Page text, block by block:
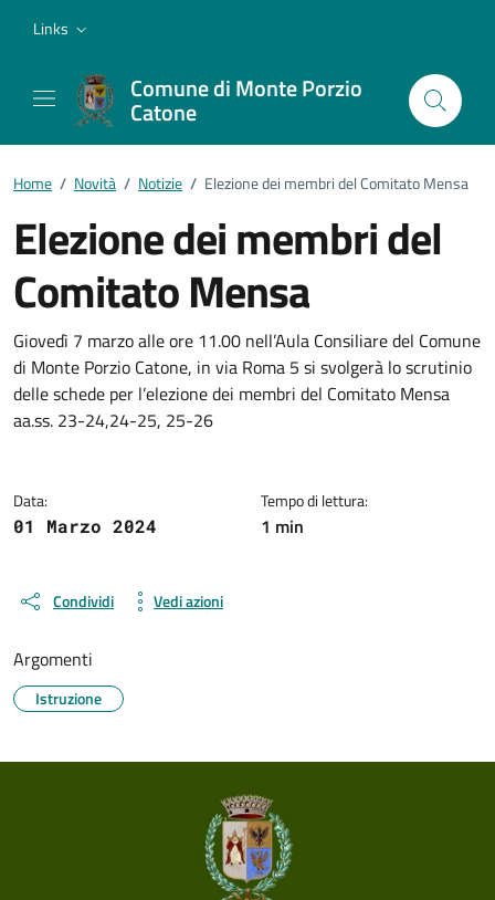
Links
Comune di Monte Porzio
Catone
Home / Novità / Notizie / Elezione dei membri del Comitato Mensa
Elezione dei membri del
Comitato Mensa
Dettagli della notizia
Giovedì 7 marzo alle ore 11.00 nell’Aula Consiliare del Comune
di Monte Porzio Catone, in via Roma 5 si svolgerà lo scrutinio
delle schede per l’elezione dei membri del Comitato Mensa
aa.ss. 23-24,24-25, 25-26
Data:
01 Marzo 2024
Tempo di lettura:
1 min
Condividi Vedi azioni
Argomenti
Istruzione